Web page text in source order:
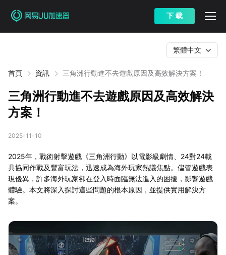
下 载
首頁 資訊 三角洲行動進不去遊戲原因及高效解決方案！
繁體中文
三角洲行動進不去遊戲原因及高效解決
方案！
2025-11-10
2025年，戰術射擊遊戲《三角洲行動》以電影級劇情、24對24載
具協同作戰及豐富玩法，迅速成為海外玩家熱議焦點。儘管遊戲表
現優異，許多海外玩家卻在登入時面臨無法進入的困擾，影響遊戲
體驗。本文將深入探討這些問題的根本原因，並提供實用解決方
案。